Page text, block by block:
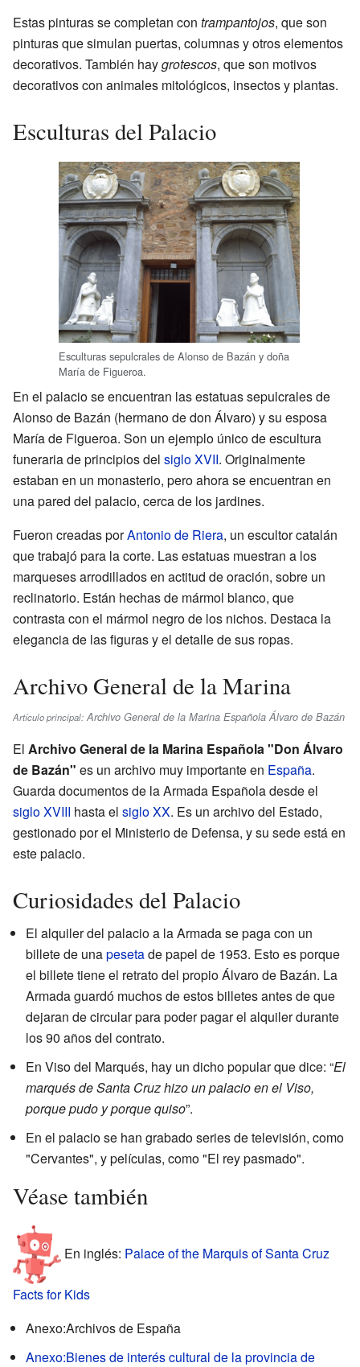
Estas pinturas se completan con trampantojos, que son
pinturas que simulan puertas, columnas y otros elementos
decorativos. También haygrotescos, que son motivos
decorativos con animales mitológicos, insectos y plantas.
Esculturas del Palacio
Esculturas sepulcrales de Alonso de Bazán y doña
María de Figueroa.
En el palacio se encuentran las estatuas sepulcrales de
Alonso de Bazán (hermano de don Álvaro) y su esposa
María de Figueroa. Son un ejemplo único de escultura
funeraria de principios del siglo XVII. Originalmente
estaban en un monasterio, pero ahora se encuentran en
una pared del palacio, cerca de los jardines.
Fueron creadas porAntonio de Riera, un escultor catalán
que trabajó para la corte. Las estatuas muestran a los
marqueses arrodillados en actitud de oración, sobre un
reclinatorio. Están hechas de mármol blanco, que
contrasta con el mármol negro de los nichos. Destaca la
elegancia de las figuras y el detalle de sus ropas.
Archivo General de la Marina
Artículo principal: Archivo General de la Marina Española Álvaro de Bazán
El Archivo General de la Marina Española "Don Álvaro
de Bazán" es un archivo muy importante en España.
Guarda documentos de la Armada Española desde el
siglo XVIII hasta el siglo XX. Es un archivo del Estado,
gestionado por el Ministerio de Defensa, y su sede está en
este palacio.
Curiosidades del Palacio
El alquiler del palacio a la Armada se paga con un
billete de unapesetade papel de 1953. Esto es porque
el billete tiene el retrato del propio Álvaro de Bazán. La
Armada guardó muchos de estos billetes antes de que
dejaran de circular para poder pagar el alquiler durante
los 90 años del contrato.
En Viso del Marqués, hay un dicho popular que dice: “El
marqués de Santa Cruz hizo un palacio en el Viso,
porque pudo y porque quiso”.
En el palacio se han grabado series de televisión, como
"Cervantes", y películas, como "El rey pasmado".
Véase también
En inglés: Palace of the Marquis of Santa Cruz
Facts for Kids
Anexo:Archivos de España
Anexo:Bienes de interés cultural de la provincia de